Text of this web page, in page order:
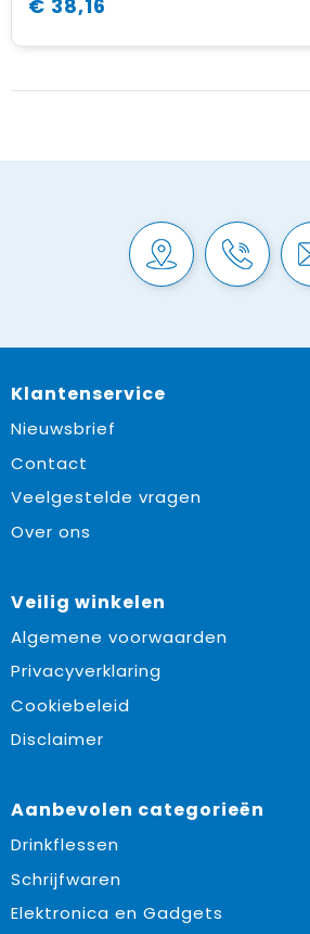
€ 38,16
Klantenservice
Nieuwsbrief
Contact
Veelgestelde vragen
Over ons
Veilig winkelen
Algemene voorwaarden
Privacyverklaring
Cookiebeleid
Disclaimer
Aanbevolen categorieën
Drinkflessen
Schrijfwaren
Elektronica en Gadgets